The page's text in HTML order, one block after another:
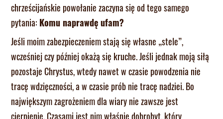
chrześcijańskie powołanie zaczyna się od tego samego
pytania: Komu naprawdę ufam?
Jeśli moim zabezpieczeniem stają się własne „stele”,
wcześniej czy później okażą się kruche. Jeśli jednak moją siłą
pozostaje Chrystus, wtedy nawet w czasie powodzenia nie
tracę wdzięczności, a w czasie prób nie tracę nadziei. Bo
największym zagrożeniem dla wiary nie zawsze jest
cierpienie. Czasami jest nim właśnie dobrobyt, który